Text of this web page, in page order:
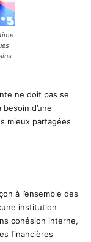
ne doit pas se
d’une
mieux partagées
à l’ensemble des
institution
cohésion interne,
financières